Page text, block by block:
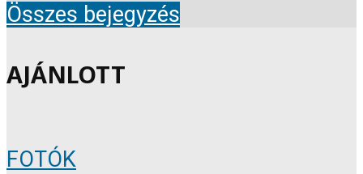
Összes bejegyzés
AJÁNLOTT
FOTÓK